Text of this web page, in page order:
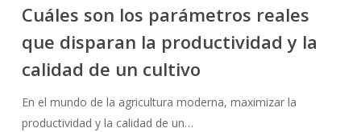
parámetros
reales
disparan
la
productividad
Cuáles son los parámetros reales
que disparan la productividad y la
calidad de un cultivo
En el mundo de la agricultura moderna, maximizar la
productividad y la calidad de un…